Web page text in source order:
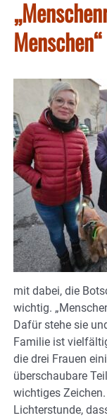
Menschen“
mit dabei, die
wichtig.
Dafür stehe sie
Familie ist
die drei Frauen
überschaubare
wichtiges
Lichterstunde,